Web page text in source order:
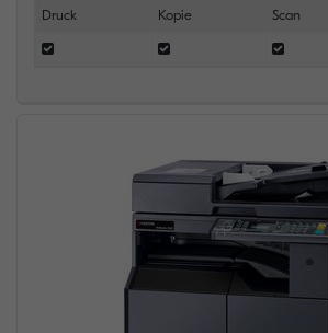
Druck Kopie Scan